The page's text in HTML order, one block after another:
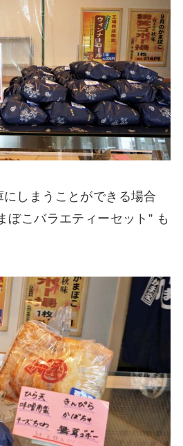
しまうことができる場合
ぼこバラエティーセット” も